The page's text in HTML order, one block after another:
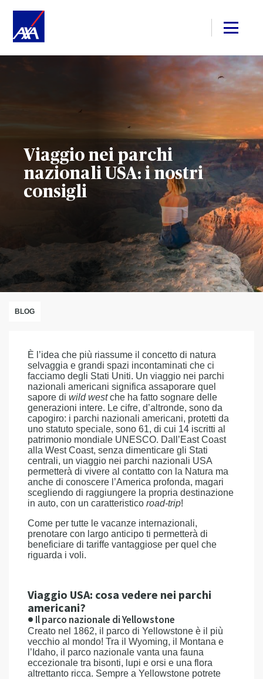
Viaggio nei parchi
nazionali USA: i nostri
consigli
BLOG
È l’idea che più riassume il concetto di natura
selvaggia e grandi spazi incontaminati che ci
facciamo degli Stati Uniti. Un viaggio nei parchi
nazionali americani significa assaporare quel
sapore di wild westche ha fatto sognare delle
generazioni intere. Le cifre, d’altronde, sono da
capogiro: i parchi nazionali americani, protetti da
uno statuto speciale, sono 61, di cui 14 iscritti al
patrimonio mondiale UNESCO. Dall’East Coast
alla West Coast, senza dimenticare gli Stati
centrali, un viaggio nei parchi nazionali USA
permetterà di vivere al contatto con la Natura ma
anche di conoscere l’America profonda, magari
scegliendo di raggiungere la propria destinazione
in auto, con un caratteristico road-trip!
Come per tutte le vacanze internazionali,
prenotare con largo anticipo ti permetterà di
beneficiare di tariffe vantaggiose per quel che
riguarda i voli.
Viaggio USA: cosa vedere nei parchi
americani?
● Il parco nazionale di Yellowstone
Creato nel 1862, il parco di Yellowstone è il più
vecchio al mondo! Tra il Wyoming, il Montana e
l’Idaho, il parco nazionale vanta una fauna
eccezionale tra bisonti, lupi e orsi e una flora
altrettanto ricca. Sempre a Yellowstone potrete